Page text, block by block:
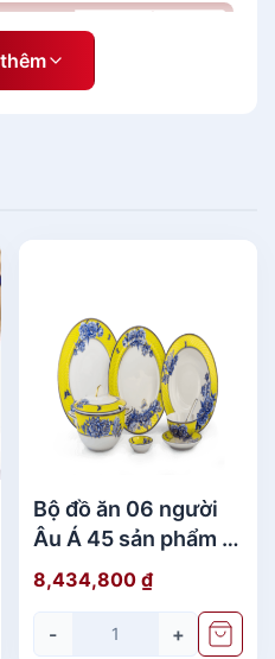
caption] [caption
align="aligncenter"
Bộ đồ ăn 06 người
Âu Á 45 sản phẩm -
Sago - Mẫu Đơn
Vàng Quà Tri Ân
MKQTA00
8,434,800 ₫
- +